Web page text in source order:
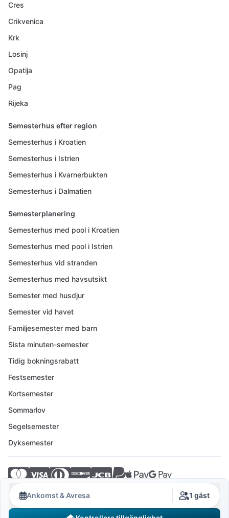
Ankomst & Avresa 1 gäst
Cres
Crikvenica
Krk
Losinj
Opatija
Pag
Rijeka
Semesterhus efter region
Semesterhus i Kroatien
Semesterhus i Istrien
Semesterhus i Kvarnerbukten
Semesterhus i Dalmatien
Semesterplanering
Semesterhus med pool i Kroatien
Semesterhus med pool i Istrien
Semesterhus vid stranden
Semesterhus med havsutsikt
Semester med husdjur
Semester vid havet
Familjesemester med barn
Sista minuten-semester
Tidig bokningsrabatt
Festsemester
Kortsemester
Sommarlov
Segelsemester
Dyksemester
© 2026 Crovillas GmbH